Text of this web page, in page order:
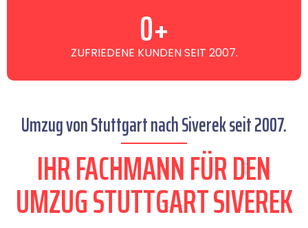
ZUFRIEDENE KUNDEN SEIT 2007.
0+
Umzug von Stuttgart nach Siverek seit 2007.
IHR FACHMANN FÜR DEN
UMZUG STUTTGART SIVEREK